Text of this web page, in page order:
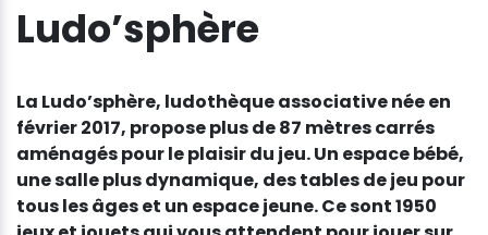
Ludo’sphère
La Ludo’sphère, ludothèque associative née en
février 2017, propose plus de 87 mètres carrés
aménagés pour le plaisir du jeu. Un espace bébé,
une salle plus dynamique, des tables de jeu pour
tous les âges et un espace jeune. Ce sont 1950